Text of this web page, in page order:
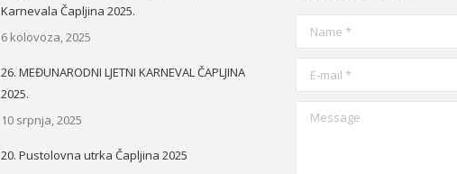
Karnevala Čapljina 2025.
6 kolovoza, 2025
26. MEĐUNARODNI LJETNI KARNEVAL ČAPLJINA
2025.
10 srpnja, 2025
20. Pustolovna utrka Čapljina 2025
Name *
E-mail *
Message